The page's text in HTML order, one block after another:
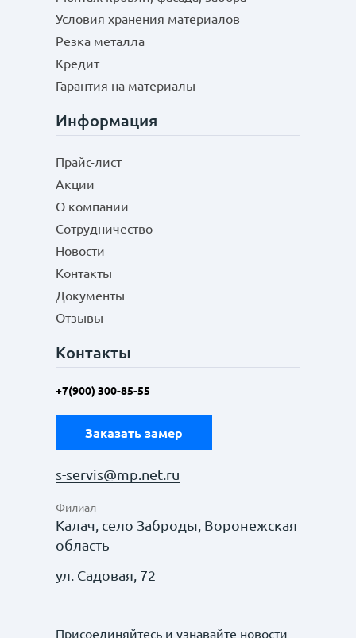
Условия хранения материалов
Резка металла
Кредит
Гарантия на материалы
Информация
Прайс-лист
Акции
О компании
Сотрудничество
Новости
Контакты
Документы
Отзывы
Контакты
+7(900) 300-85-55
Заказать замер
s-servis@mp.net.ru
Филиал
Калач, село Заброды, Воронежская
область
ул. Садовая, 72
Присоединяйтесь и узнавайте новости